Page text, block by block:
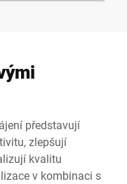
představují
zlepšují
kvalitu
v kombinaci s